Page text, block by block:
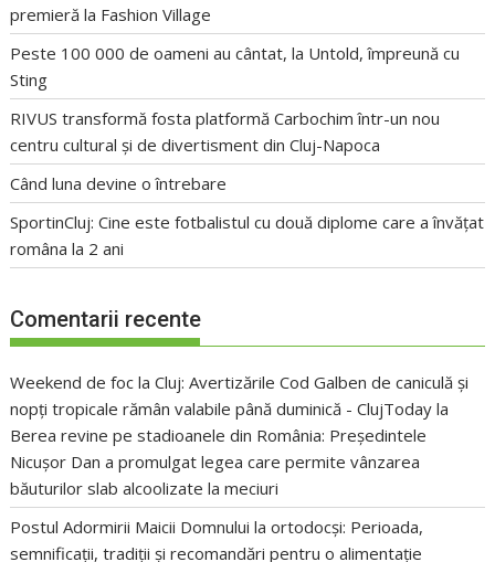
premieră la Fashion Village
Peste 100 000 de oameni au cântat, la Untold, împreună cu
Sting
RIVUS transformă fosta platformă Carbochim într-un nou
centru cultural și de divertisment din Cluj-Napoca
Când luna devine o întrebare
SportinCluj: Cine este fotbalistul cu două diplome care a învățat
româna la 2 ani
Comentarii recente
Weekend de foc la Cluj: Avertizările Cod Galben de caniculă și
nopți tropicale rămân valabile până duminică - ClujToday la
Berea revine pe stadioanele din România: Președintele
Nicușor Dan a promulgat legea care permite vânzarea
băuturilor slab alcoolizate la meciuri
Postul Adormirii Maicii Domnului la ortodocși: Perioada,
semnificații, tradiții și recomandări pentru o alimentație